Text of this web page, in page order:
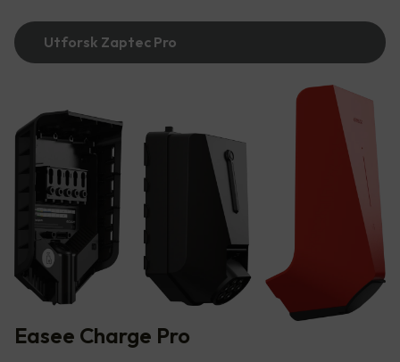
Utforsk Zaptec Pro
Easee Charge Pro